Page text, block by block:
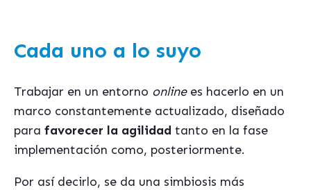
Cada uno a lo suyo
Trabajar en un entorno online es hacerlo en un
marco constantemente actualizado, diseñado
para favorecer la agilidad tanto en la fase
implementación como, posteriormente.
Por así decirlo, se da una simbiosis más